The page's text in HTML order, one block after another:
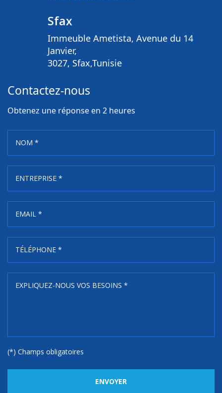
Sfax
Immeuble Ametista, Avenue du 14
Janvier,
3027, Sfax,Tunisie
Contactez-nous
Obtenez une réponse en 2 heures
(*) Champs obligatoires
ENVOYER